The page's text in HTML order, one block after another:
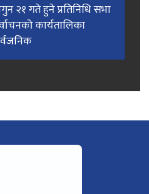
२१ गते हुने प्रतिनिधि सभा
कार्यतालिका